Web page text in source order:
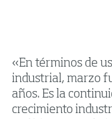
«En términos de
industrial, marzo
años. Es la
crecimiento